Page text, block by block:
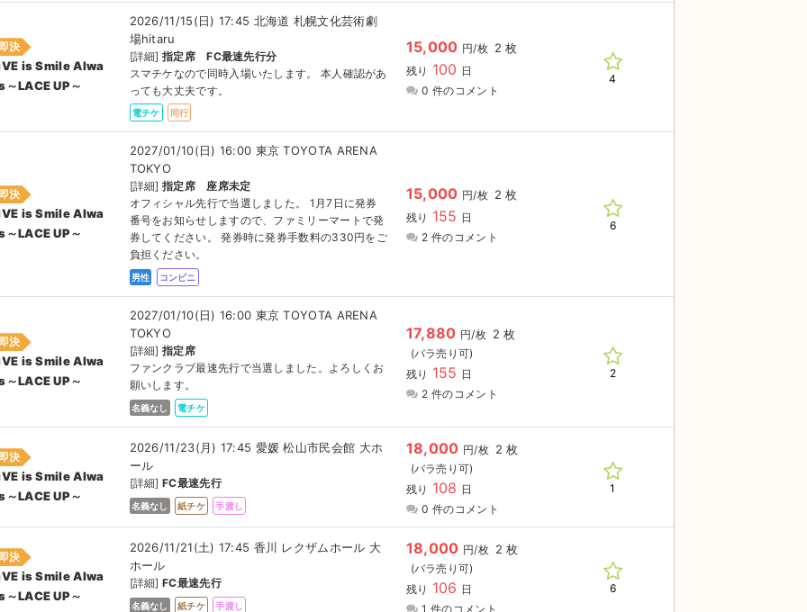
決
is Smile Alwa
～LACE UP～
2026/11/15(日) 17:45 北海道 札幌文化芸術劇
場hitaru
[詳細]指定席 FC最速先行分
スマチケなので同時入場いたします。 本人確認があ
っても大丈夫です。
電チケ 同行
15,000 円/枚 2 枚
残り 100 日
0 件のコメント
4
決
is Smile Alwa
～LACE UP～
2027/01/10(日) 16:00 東京 TOYOTA ARENA
TOKYO
[詳細]指定席 座席未定
オフィシャル先行で当選しました。 1月7日に発券
番号をお知らせしますので、ファミリーマートで発
券してください。 発券時に発券手数料の330円をご
負担ください。
男性 コンビニ
15,000 円/枚 2 枚
残り 155 日
2 件のコメント
6
決
is Smile Alwa
～LACE UP～
2027/01/10(日) 16:00 東京 TOYOTA ARENA
TOKYO
[詳細]指定席
ファンクラブ最速先行で当選しました。よろしくお
願いします。
名義なし 電チケ
17,880 円/枚 2 枚
残り 155 日
2 件のコメント
2
決
is Smile Alwa
～LACE UP～
2026/11/23(月) 17:45 愛媛 松山市民会館 大ホ
ール
[詳細]FC最速先行
名義なし 紙チケ 手渡し
18,000 円/枚 2 枚
残り 108 日
0 件のコメント
1
決
is Smile Alwa
～LACE UP～
2026/11/21(土) 17:45 香川 レクザムホール 大
ホール
[詳細]FC最速先行
名義なし 紙チケ 手渡し
18,000 円/枚 2 枚
残り 106 日
1 件のコメント
6